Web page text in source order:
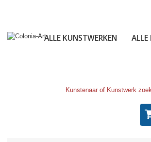
ALLE KUNSTWERKEN ALLE